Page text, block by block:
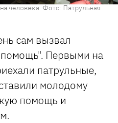
человека. Фото: Патрульная
сам вызвал
Первыми на
патрульные,
молодому
помощь и